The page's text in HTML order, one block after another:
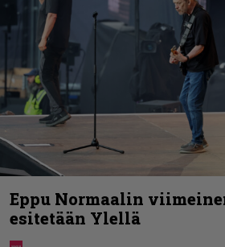
Eppu Normaalin
esitetään Ylellä